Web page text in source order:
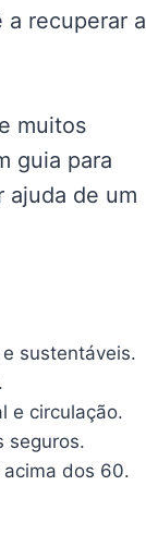
a recuperar a
muitos
guia para
ajuda de um
sustentáveis.
e circulação.
seguros.
dos 60.